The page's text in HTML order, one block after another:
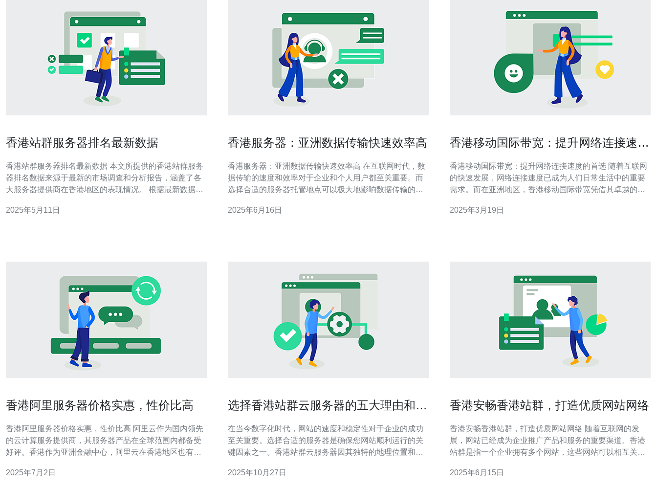
香港站群服务器排名最新数据
香港站群服务器排名最新数据 本文所提供的香港站群服务
器排名数据来源于最新的市场调查和分析报告，涵盖了各
大服务器提供商在香港地区的表现情况。 根据最新数据显
商A 服务器提供商B 服务器提供商C 根据排名榜单，我们
2025年5月11日
香港服务器：亚洲数据传输快速效率高
香港服务器：亚洲数据传输快速效率高 在互联网时代，数
据传输的速度和效率对于企业和个人用户都至关重要。而
选择合适的服务器托管地点可以极大地影响数据传输的速
有先进的网络基础设施和优越的地理位置，成为了许多企
2025年6月16日
香港移动国际带宽：提升网络连接速度
香港移动国际带宽：提升网络连接速度的首选 随着互联网
的快速发展，网络连接速度已成为人们日常生活中的重要
需求。而在亚洲地区，香港移动国际带宽凭借其卓越的性
纽，其移动国际带宽的优势不可忽视。 香港位于东亚，与
2025年3月19日
香港阿里服务器价格实惠，性价比高
香港阿里服务器价格实惠，性价比高 阿里云作为国内领先
的云计算服务提供商，其服务器产品在全球范围内都备受
好评。香港作为亚洲金融中心，阿里云在香港地区也有着
比高，主要体现在以下几个方面： 价格透明：阿里云提供
2025年7月2日
选择香港站群云服务器的五大理由和优
在当今数字化时代，网站的速度和稳定性对于企业的成功
至关重要。选择合适的服务器是确保您网站顺利运行的关
键因素之一。香港站群云服务器因其独特的地理位置和技
站群云服务器的五大理由和优势。 一、优越的地理位置 香
2025年10月27日
香港安畅香港站群，打造优质网站网络
香港安畅香港站群，打造优质网站网络 随着互联网的发
展，网站已经成为企业推广产品和服务的重要渠道。香港
站群是指一个企业拥有多个网站，这些网站可以相互关
站群，企业可以覆盖更广泛的受众群体，提高网站的流量
2025年6月15日